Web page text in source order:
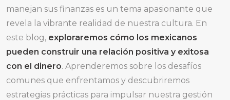
manejan sus finanzas es un tema apasionante que
revela la vibrante realidad de nuestra cultura. En
este blog, exploraremos cómo los mexicanos
pueden construir una relación positiva y exitosa
con el dinero. Aprenderemos sobre los desafíos
comunes que enfrentamos y descubriremos
estrategias prácticas para impulsar nuestra gestión